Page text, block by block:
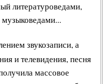
литературоведами,
звукозаписи, а
и телевидения, песня
массовое